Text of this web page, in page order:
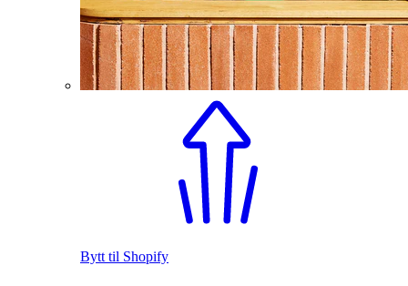
Bytt til Shopify